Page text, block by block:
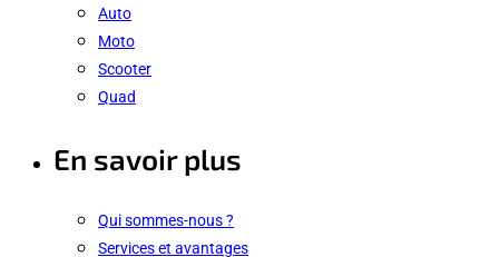
Auto
Moto
Scooter
Quad
En savoir plus
Qui sommes-nous ?
Services et avantages